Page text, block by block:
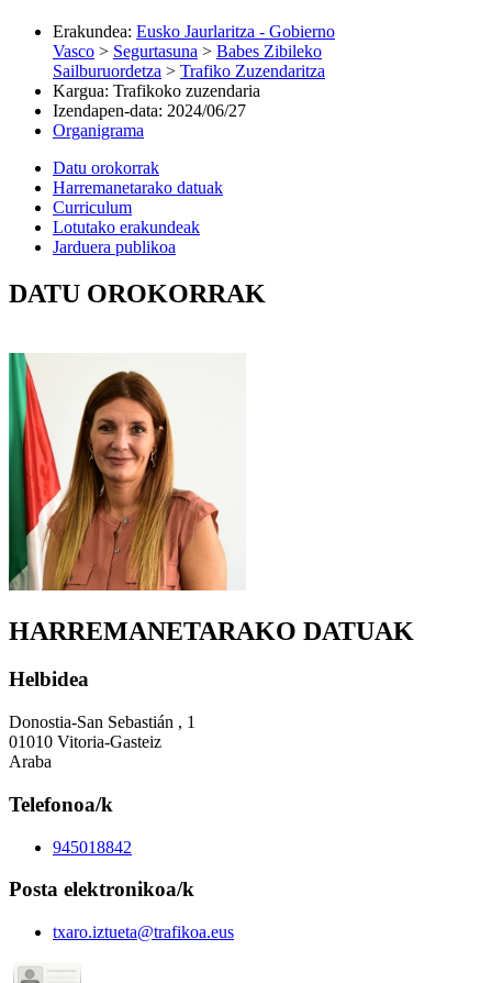
Erakundea: Eusko Jaurlaritza - Gobierno
Vasco > Segurtasuna > Babes Zibileko
Sailburuordetza > Trafiko Zuzendaritza
Kargua: Trafikoko zuzendaria
Izendapen-data: 2024/06/27
Organigrama
Datu orokorrak
Harremanetarako datuak
Curriculum
Lotutako erakundeak
Jarduera publikoa
DATU OROKORRAK
HARREMANETARAKO DATUAK
Helbidea
Donostia-San Sebastián , 1
01010 Vitoria-Gasteiz
Araba
Telefonoa/k
945018842
Posta elektronikoa/k
txaro.iztueta@trafikoa.eus